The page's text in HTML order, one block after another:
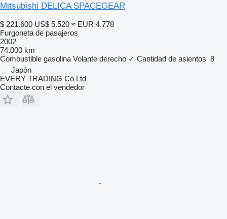
Mitsubishi DELICA SPACEGEAR
$ 221.600 US$ 5.520 ≈ EUR 4.778
Furgoneta de pasajeros
2002
74.000 km
Combustible gasolina Volante derecho ✓ Cantidad de asientos 8
Japón
EVERY TRADING Co Ltd
Contacte con el vendedor